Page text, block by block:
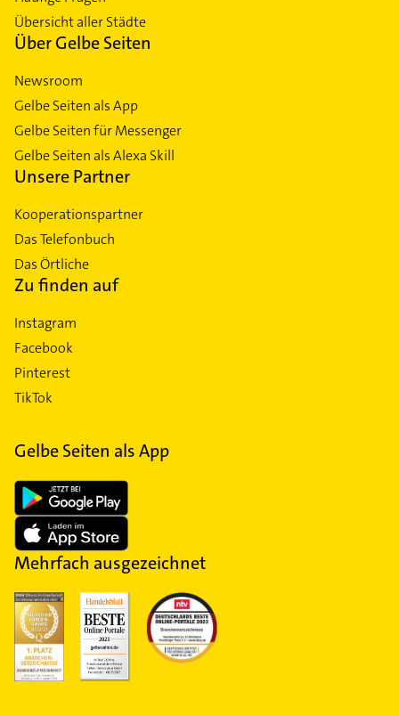
Übersicht aller Städte
Über Gelbe Seiten
Newsroom
Gelbe Seiten als App
Gelbe Seiten für Messenger
Gelbe Seiten als Alexa Skill
Unsere Partner
Kooperationspartner
Das Telefonbuch
Das Örtliche
Zu finden auf
Instagram
Facebook
Pinterest
TikTok
Gelbe Seiten als App
Mehrfach ausgezeichnet